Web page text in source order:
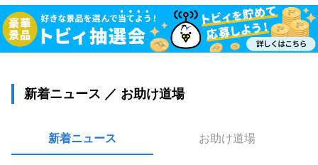
新着ニュース ／ お助け道場
新着ニュース お助け道場